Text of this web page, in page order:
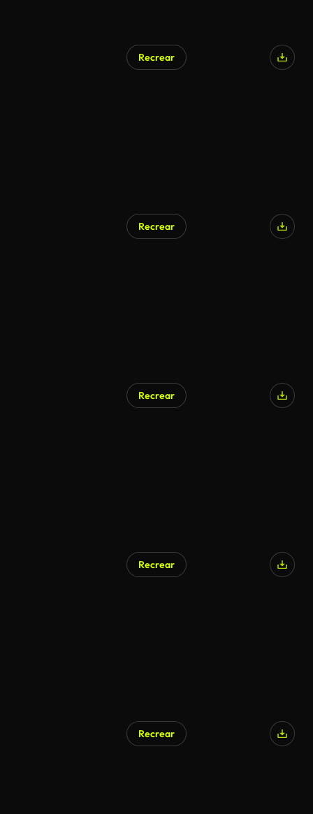
Recrear
Recrear
Recrear
Recrear
Recrear